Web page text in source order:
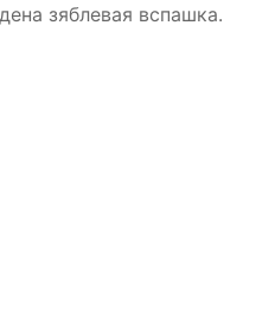
зяблевая вспашка.